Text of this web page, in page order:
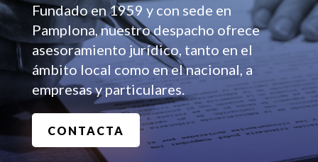
Fundado en 1959 y con sede en
Pamplona, nuestro despacho ofrece
asesoramiento jurídico, tanto en el
ámbito local como en el nacional, a
empresas y particulares.
CONTACTA